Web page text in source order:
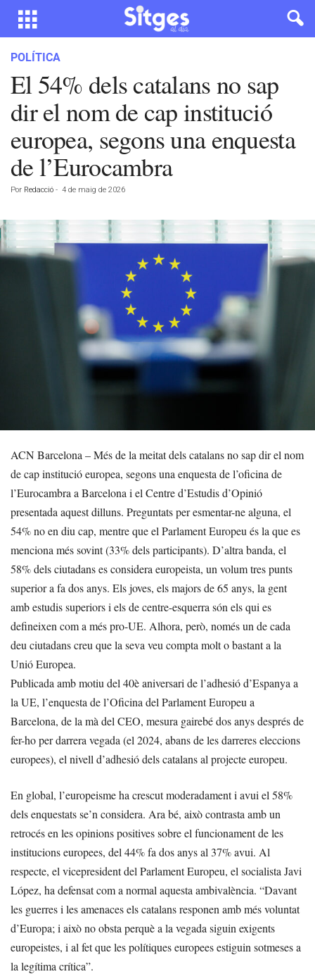
POLÍTICA
El 54% dels catalans no sap
dir el nom de cap institució
europea, segons una enquesta
de l’Eurocambra
Por Redacció - 4 de maig de 2026
ACN Barcelona – Més de la meitat dels catalans no sap dir el nom
de cap institució europea, segons una enquesta de l’oficina de
l’Eurocambra a Barcelona i el Centre d’Estudis d’Opinió
presentada aquest dilluns. Preguntats per esmentar-ne alguna, el
54% no en diu cap, mentre que el Parlament Europeu és la que es
menciona més sovint (33% dels participants). D’altra banda, el
58% dels ciutadans es considera europeista, un volum tres punts
superior a fa dos anys. Els joves, els majors de 65 anys, la gent
amb estudis superiors i els de centre-esquerra són els qui es
defineixen com a més pro-UE. Alhora, però, només un de cada
deu ciutadans creu que la seva veu compta molt o bastant a la
Unió Europea.
Publicada amb motiu del 40è aniversari de l’adhesió d’Espanya a
la UE, l’enquesta de l’Oficina del Parlament Europeu a
Barcelona, de la mà del CEO, mesura gairebé dos anys després de
fer-ho per darrera vegada (el 2024, abans de les darreres eleccions
europees), el nivell d’adhesió dels catalans al projecte europeu.
En global, l’europeisme ha crescut moderadament i avui el 58%
dels enquestats se’n considera. Ara bé, això contrasta amb un
retrocés en les opinions positives sobre el funcionament de les
institucions europees, del 44% fa dos anys al 37% avui. Al
respecte, el vicepresident del Parlament Europeu, el socialista Javi
López, ha defensat com a normal aquesta ambivalència. “Davant
les guerres i les amenaces els catalans responen amb més voluntat
d’Europa; i això no obsta perquè a la vegada siguin exigents
europeistes, i al fet que les polítiques europees estiguin sotmeses a
la legítima crítica”.